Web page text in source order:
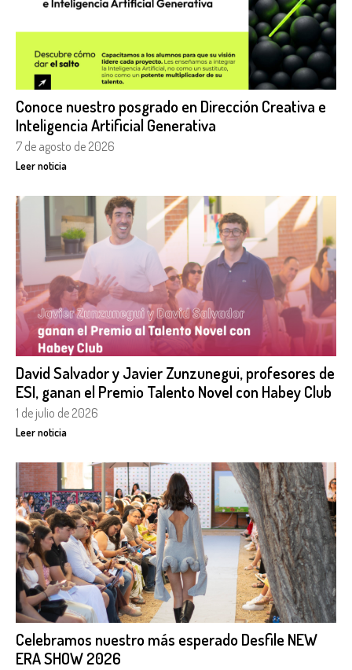
Conoce nuestro posgrado en Dirección Creativa e
Inteligencia Artificial Generativa
7 de agosto de 2026
Leer noticia
David Salvador y Javier Zunzunegui, profesores de
ESI, ganan el Premio Talento Novel con Habey Club
1 de julio de 2026
Leer noticia
Celebramos nuestro más esperado Desfile NEW
ERA SHOW 2026